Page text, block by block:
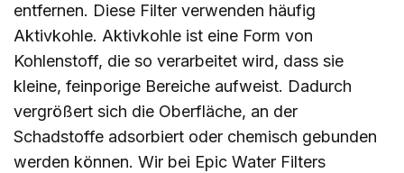
entfernen. Diese Filter verwenden häufig
Aktivkohle. Aktivkohle ist eine Form von
Kohlenstoff, die so verarbeitet wird, dass sie
kleine, feinporige Bereiche aufweist. Dadurch
vergrößert sich die Oberfläche, an der
Schadstoffe adsorbiert oder chemisch gebunden
werden können. Wir bei Epic Water Filters